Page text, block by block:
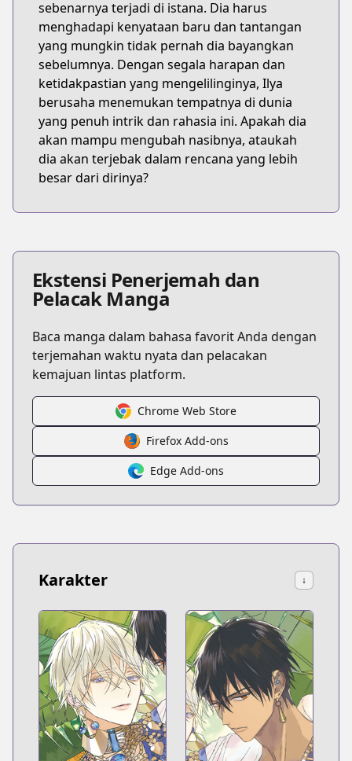
sebenarnya terjadi di istana. Dia harus
menghadapi kenyataan baru dan tantangan
yang mungkin tidak pernah dia bayangkan
sebelumnya. Dengan segala harapan dan
ketidakpastian yang mengelilinginya, Ilya
berusaha menemukan tempatnya di dunia
yang penuh intrik dan rahasia ini. Apakah dia
akan mampu mengubah nasibnya, ataukah
dia akan terjebak dalam rencana yang lebih
besar dari dirinya?
Ekstensi Penerjemah dan
Pelacak Manga
Baca manga dalam bahasa favorit Anda dengan
terjemahan waktu nyata dan pelacakan
kemajuan lintas platform.
Chrome Web Store
Firefox Add-ons
Edge Add-ons
Karakter ↓